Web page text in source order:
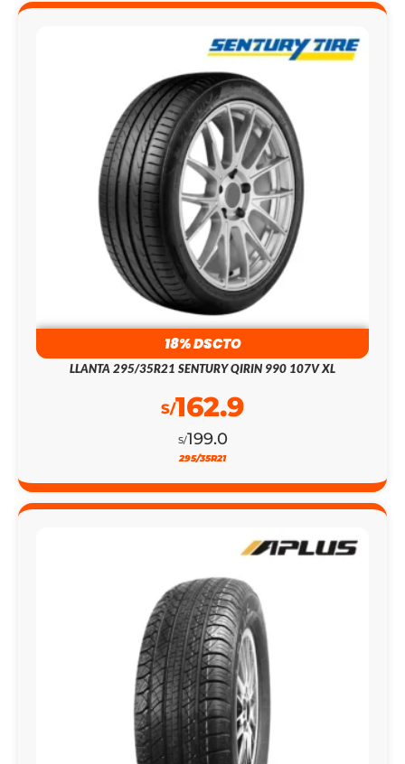
18% DSCTO
LLANTA 295/35R21 SENTURY QIRIN 990 107V XL
S/199.0
S/162.9
295/35R21